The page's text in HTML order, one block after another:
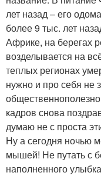
лет назад – его
более 9 тыс. лет
Африке, на берегах
возделывается на
теплых регионах
нужно и про себя не
кадров снова
думаю не с проста
Ну а сегодня ночью
мышей! Не путать с
наполненного